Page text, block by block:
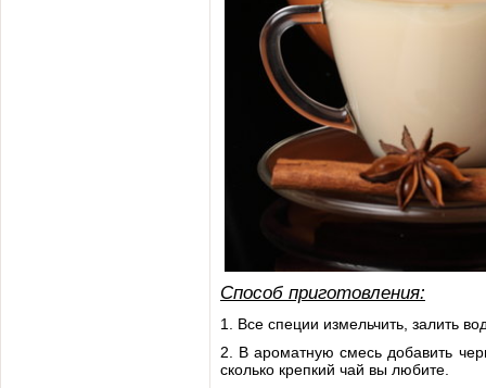
Способ приготовления:
1. Все специи измельчить, залить
2. В ароматную смесь добавить
сколько крепкий чай вы любите.